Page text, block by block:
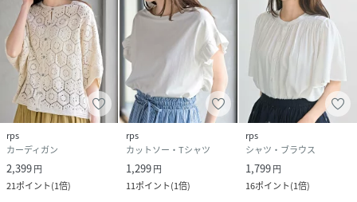
rps
カーディガン
2,399円
21ポイント(1倍)
rps
カットソー・Tシャツ
1,299円
11ポイント(1倍)
rps
シャツ・ブラウス
1,799円
16ポイント(1倍)